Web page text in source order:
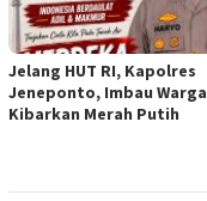
Jelang HUT RI, Kapolres
Jeneponto, Imbau Warga
Kibarkan Merah Putih